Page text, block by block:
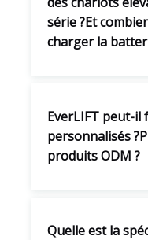
série ?Et
charger la
EverLIFT peut-
personnalisés
produits ODM ?
Quelle est la